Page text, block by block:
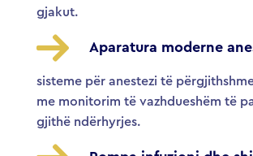
gjakut.
Aparatura moderne
sisteme për anestezi të
me monitorim të vazhdueshëm të
gjithë ndërhyrjes.